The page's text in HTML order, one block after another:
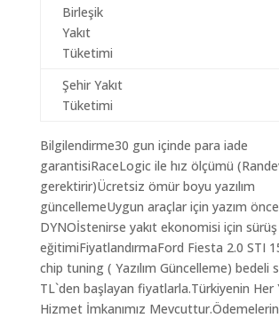
Birleşik
Yakıt
Tüketimi
Şehir Yakıt
Tüketimi
Bilgilendirme30 gun içinde para iade
garantisiRaceLogic ile hız ölçümü
gerektirir)Ücretsiz ömür boyu yazılım
güncellemeUygun araçlar için yazım
DYNOİstenirse yakıt ekonomisi için sürüş
eğitimiFiyatlandırmaFord Fiesta 2.0 STI
chip tuning ( Yazılım Güncelleme) bedeli
TL`den başlayan fiyatlarla.Türkiyenin Her
Hizmet İmkanımız